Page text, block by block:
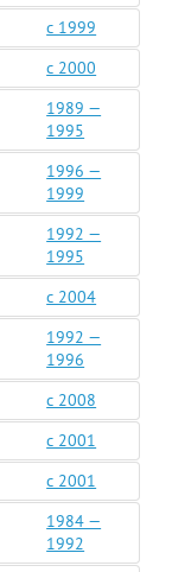
c 1999
c 2000
1989 —
1995
1996 —
1999
1992 —
1995
c 2004
1992 —
1996
c 2008
c 2001
c 2001
1984 —
1992